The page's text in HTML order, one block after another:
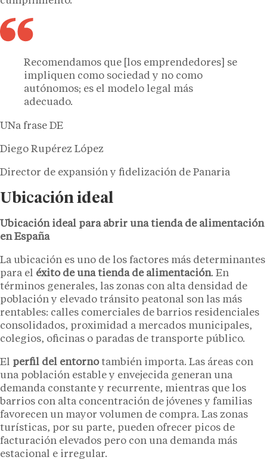
Recomendamos que [los emprendedores] se
impliquen como sociedad y no como
autónomos; es el modelo legal más
adecuado.
UNa frase DE
Diego Rupérez López
Director de expansión y fidelización de Panaria
Ubicación ideal
Ubicación ideal para abrir una tienda de alimentación
en España
La ubicación es uno de los factores más determinantes
para el éxito de una tienda de alimentación. En
términos generales, las zonas con alta densidad de
población y elevado tránsito peatonal son las más
rentables: calles comerciales de barrios residenciales
consolidados, proximidad a mercados municipales,
colegios, oficinas o paradas de transporte público.
El perfil del entornotambién importa. Las áreas con
una población estable y envejecida generan una
demanda constante y recurrente, mientras que los
barrios con alta concentración de jóvenes y familias
favorecen un mayor volumen de compra. Las zonas
turísticas, por su parte, pueden ofrecer picos de
facturación elevados pero con una demanda más
estacional e irregular.